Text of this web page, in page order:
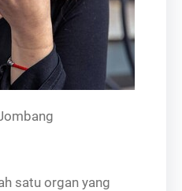
satu organ yang